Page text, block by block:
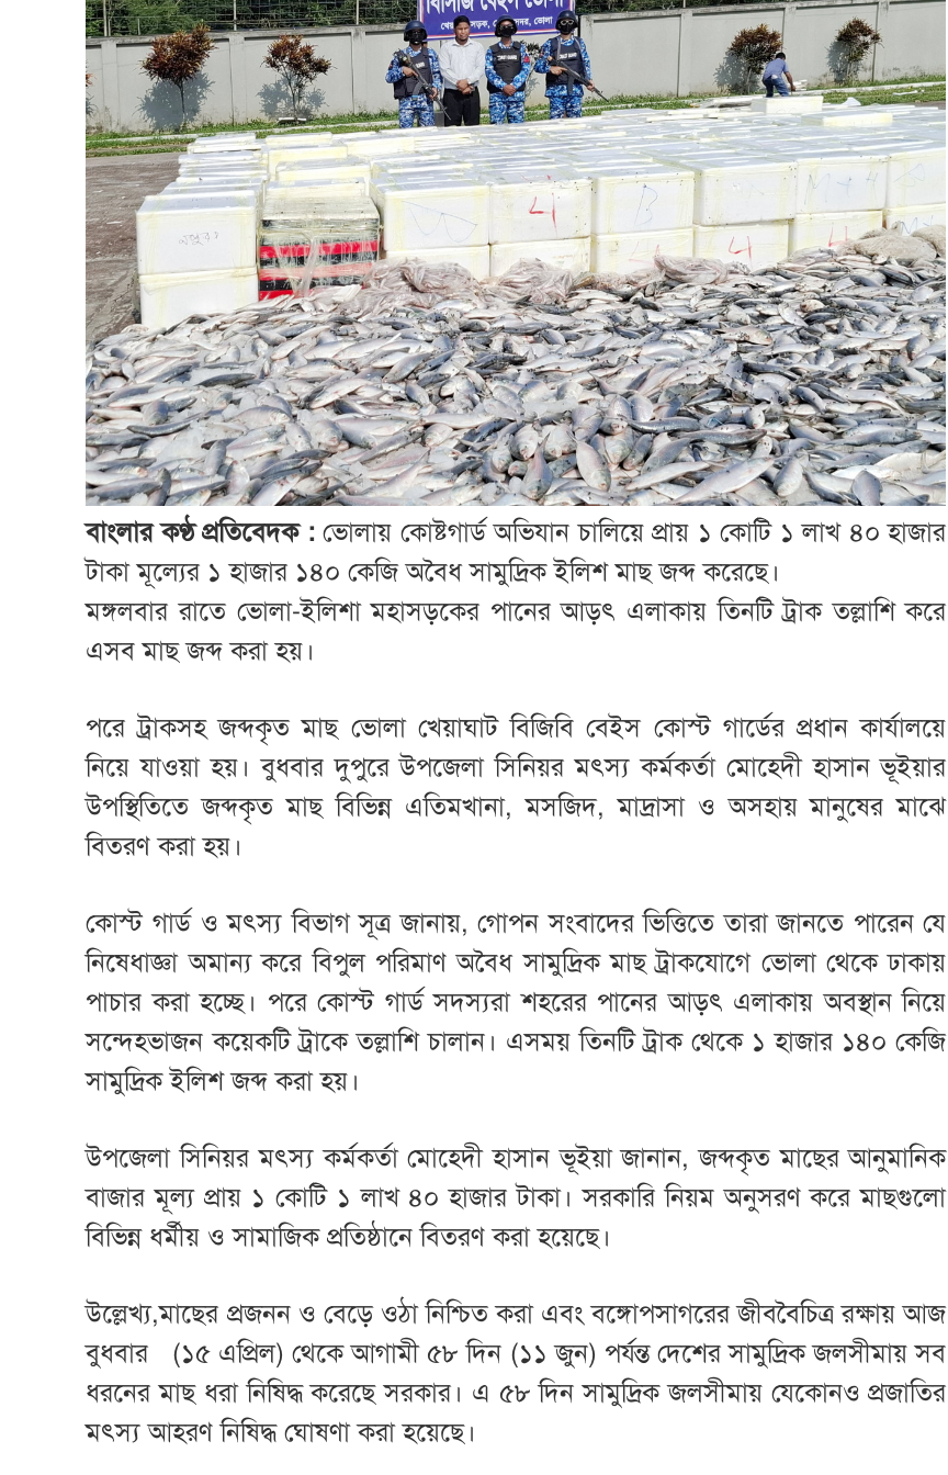
বাংলার কণ্ঠ প্রতিবেদক :ভোলায় কোষ্টগার্ড অভিযান চালিয়ে প্রায় ১ কোটি ১ লাখ ৪০ হাজার
টাকা মূল্যের ১ হাজার ১৪০ কেজি অবৈধ সামুদ্রিক ইলিশ মাছ জব্দ করেছে।
মঙ্গলবার রাতে ভোলা-ইলিশা মহাসড়কের পানের আড়ৎ এলাকায় তিনটি ট্রাক তল্লাশি করে
এসব মাছ জব্দ করা হয়।
পরে ট্রাকসহ জব্দকৃত মাছ ভোলা খেয়াঘাট বিজিবি বেইস কোস্ট গার্ডের প্রধান কার্যালয়ে
নিয়ে যাওয়া হয়। বুধবার দুপুরে উপজেলা সিনিয়র মৎস্য কর্মকর্তা মোহেদী হাসান ভূইয়ার
উপস্থিতিতে জব্দকৃত মাছ বিভিন্ন এতিমখানা, মসজিদ, মাদ্রাসা ও অসহায় মানুষের মাঝে
বিতরণ করা হয়।
কোস্ট গার্ড ও মৎস্য বিভাগ সূত্র জানায়, গোপন সংবাদের ভিত্তিতে তারা জানতে পারেন যে
নিষেধাজ্ঞা অমান্য করে বিপুল পরিমাণ অবৈধ সামুদ্রিক মাছ ট্রাকযোগে ভোলা থেকে ঢাকায়
পাচার করা হচ্ছে। পরে কোস্ট গার্ড সদস্যরা শহরের পানের আড়ৎ এলাকায় অবস্থান নিয়ে
সন্দেহভাজন কয়েকটি ট্রাকে তল্লাশি চালান। এসময় তিনটি ট্রাক থেকে ১ হাজার ১৪০ কেজি
সামুদ্রিক ইলিশ জব্দ করা হয়।
উপজেলা সিনিয়র মৎস্য কর্মকর্তা মোহেদী হাসান ভূইয়া জানান, জব্দকৃত মাছের আনুমানিক
বাজার মূল্য প্রায় ১ কোটি ১ লাখ ৪০ হাজার টাকা। সরকারি নিয়ম অনুসরণ করে মাছগুলো
বিভিন্ন ধর্মীয় ও সামাজিক প্রতিষ্ঠানে বিতরণ করা হয়েছে।
উল্লেখ্য,মাছের প্রজনন ও বেড়ে ওঠা নিশ্চিত করা এবং বঙ্গোপসাগরের জীববৈচিত্র রক্ষায় আজ
বুধবার (১৫ এপ্রিল) থেকে আগামী ৫৮ দিন (১১ জুন) পর্যন্ত দেশের সামুদ্রিক জলসীমায় সব
ধরনের মাছ ধরা নিষিদ্ধ করেছে সরকার। এ ৫৮ দিন সামুদ্রিক জলসীমায় যেকোনও প্রজাতির
মৎস্য আহরণ নিষিদ্ধ ঘোষণা করা হয়েছে।